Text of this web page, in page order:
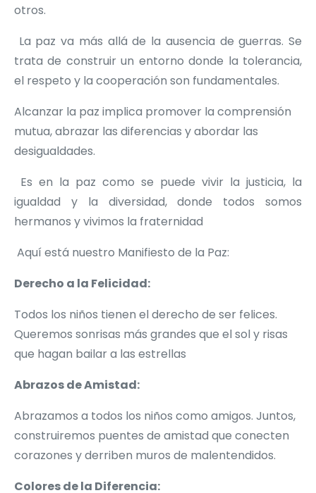
otros.
La paz va más allá de la ausencia de guerras. Se
trata de construir un entorno donde la tolerancia,
el respeto y la cooperación son fundamentales.
Alcanzar la paz implica promover la comprensión
mutua, abrazar las diferencias y abordar las
desigualdades.
Es en la paz como se puede vivir la justicia, la
igualdad y la diversidad, donde todos somos
hermanos y vivimos la fraternidad
Aquí está nuestro Manifiesto de la Paz:
Derecho a la Felicidad:
Todos los niños tienen el derecho de ser felices.
Queremos sonrisas más grandes que el sol y risas
que hagan bailar a las estrellas
Abrazos de Amistad:
Abrazamos a todos los niños como amigos. Juntos,
construiremos puentes de amistad que conecten
corazones y derriben muros de malentendidos.
Colores de la Diferencia: